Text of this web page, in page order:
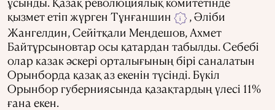
қызмет етіп жүрген Тұнғаншин
i
, Әліби
Жангелдин, Сейітқали Меңдешов, Ахмет
Байтұрсыновтар осы қатардан табылды. Себебі
олар казак әскері орталығының бірі саналатын
Орынборда қазақ аз екенін түсінді. Бүкіл
Орынбор губерниясында қазақтардың үлесі 11%
ғана екен.